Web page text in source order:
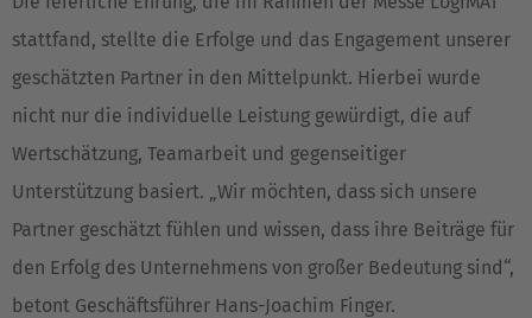
stattfand, stellte die Erfolge und das Engagement unserer
geschätzten Partner in den Mittelpunkt. Hierbei wurde
nicht nur die individuelle Leistung gewürdigt, die auf
Wertschätzung, Teamarbeit und gegenseitiger
Unterstützung basiert. „Wir möchten, dass sich unsere
Partner geschätzt fühlen und wissen, dass ihre Beiträge für
den Erfolg des Unternehmens von großer Bedeutung sind“,
betont Geschäftsführer Hans-Joachim Finger.